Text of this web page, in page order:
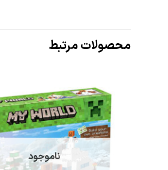
محصولات مرتبط
ناموجود